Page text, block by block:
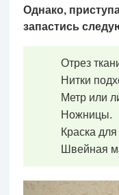
Однако,
запастись
Отрез
Нитки
Метр или
Ножницы.
Краска для
Швейная